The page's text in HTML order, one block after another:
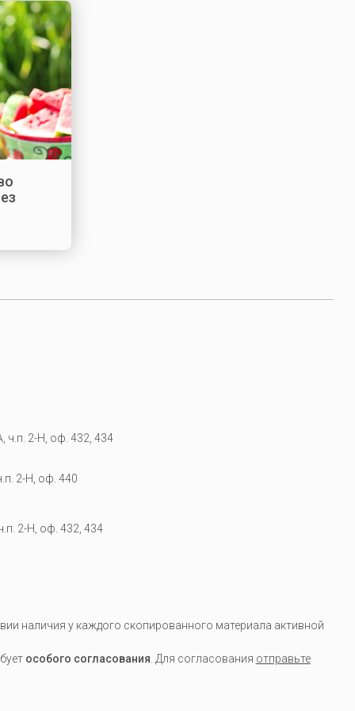
ч.п. 2-Н, оф. 432, 434
2-Н, оф. 440
2-Н, оф. 432, 434
наличия у каждого скопированного материала активной
особого согласования. Для согласования отправьте